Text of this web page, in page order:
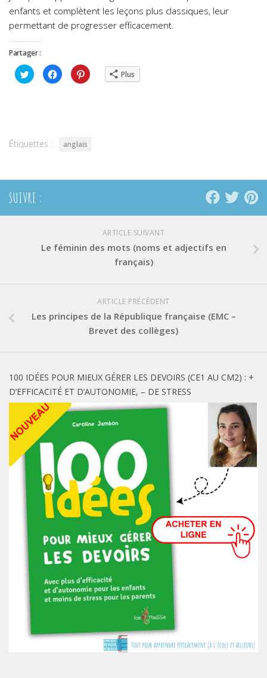
enfants et complètent les leçons plus classiques, leur
permettant de progresser efficacement.
Partager :
Cliquez
pour
partager
Cliquez
pour
partager
Cliquez
pour Plus
Étiquettes : anglais
SUIVRE :
ARTICLE SUIVANT
Le féminin des mots (noms et adjectifs en
français)
ARTICLE PRÉCÉDENT
Les principes de la République française (EMC –
Brevet des collèges)
100 IDÉES POUR MIEUX GÉRER LES DEVOIRS (CE1 AU CM2) : +
D’EFFICACITÉ ET D’AUTONOMIE, – DE STRESS